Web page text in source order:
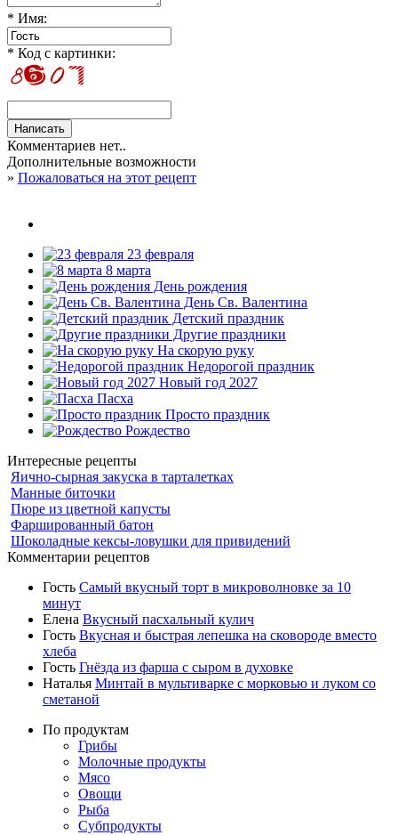
* Имя:
* Код с картинки:
Комментариев нет..
Дополнительные возможности
» Пожаловаться на этот рецепт
23 февраля
8 марта
День рождения
День Св. Валентина
Детский праздник
Другие праздники
На скорую руку
Недорогой праздник
Новый год 2027
Пасха
Просто праздник
Рождество
Интересные рецепты
Яично-сырная закуска в тарталетках
Манные биточки
Пюре из цветной капусты
Фаршированный батон
Шоколадные кексы-ловушки для привидений
Комментарии рецептов
Гость Самый вкусный торт в микроволновке за 10
минут
Елена Вкусный пасхальный кулич
Гость Вкусная и быстрая лепешка на сковороде вместо
хлеба
Гость Гнёзда из фарша с сыром в духовке
Наталья Минтай в мультиварке с морковью и луком со
сметаной
По продуктам
Грибы
Молочные продукты
Мясо
Овощи
Рыба
Субпродукты